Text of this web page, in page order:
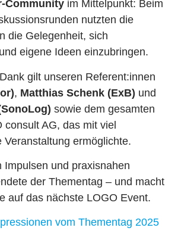
Community im Mittelpunkt: Beim
nutzten die
die Gelegenheit, sich
eigene Ideen einzubringen.
gilt unseren Referent:innen
, Matthias Schenk (ExB) und
sowie dem gesamten
consult AG, das mit viel
Veranstaltung ermöglichte.
Impulsen und praxisnahen
der Thementag – und macht
auf das nächste LOGO Event.
vom Thementag 2025